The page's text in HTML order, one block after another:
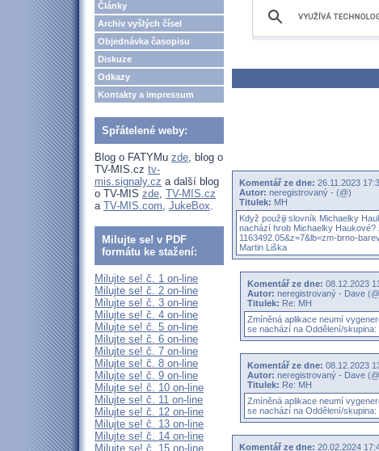
Články
Archiv vyšlých čísel
Objednávka časopisu
Diskuze
Odkazy
Kontakty a impressum
Spřátelené weby:
Blog o FATYMu zde, blog o
TV-MIS.cz tv-
mis.signaly.cz a další blog
o TV-MIS zde, TV-MIS.cz
a TV-MIS.com, JukeBox.
Milujte se! v PDF
formátu ke stažení:
Milujte se! č. 1 on-line
Milujte se! č. 2 on-line
Milujte se! č. 3 on-line
Milujte se! č. 4 on-line
Milujte se! č. 5 on-line
Milujte se! č. 6 on-line
Milujte se! č. 7 on-line
Milujte se! č. 8 on-line
Milujte se! č. 9 on-line
Milujte se! č. 10 on-line
Milujte se! č. 11 on-line
Milujte se! č. 12 on-line
Milujte se! č. 13 on-line
Milujte se! č. 14 on-line
Milujte se! č. 15 on-line
Komentář ze dne: 26.11.2023
Autor: neregistrovaný - (@)
Titulek: MH
Když použiji slovník Michaelky
nachází hrob Michaelky
1163492.05&z=7&lb=zm­-brno-
Martin Liška
Komentář ze dne: 08.12.2023
Autor: neregistrovaný - Dave
Titulek: Re: MH
Zmíněná aplikace neumí
se nachází na Oddělení/
Komentář ze dne: 08.12.2023
Autor: neregistrovaný - Dave
Titulek: Re: MH
Zmíněná aplikace neumí
se nachází na Oddělení/
Komentář ze dne: 20.02.2024